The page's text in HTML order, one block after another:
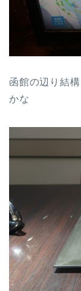
函館の辺り結
かな